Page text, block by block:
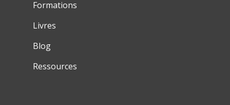
Formations
Livres
Blog
Ressources